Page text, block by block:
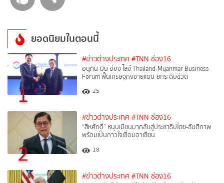
ยอดนิยมในตอนนี้
1
#ข่าวต่างประเทศ #TNN ช่อง16
อนุทิน-มิน อ่อง ไลง์ Thailand-Myanmar Business
Forum ฟื้นเศรษฐกิจชายแดน-ยกระดับชีวิต
25
2
#ข่าวต่างประเทศ #TNN ช่อง16
“สีหศักดิ์”​ หนุนเมียนมากลับสู่ประชาธิปไตย-สันติภาพ
พร้อมเป็นกาวใจเชื่อมอาเซียน
18
#ข่าวต่างประเทศ #TNN ช่อง16